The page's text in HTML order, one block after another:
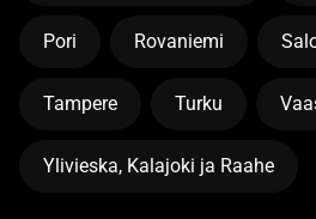
Pori Rovaniemi
Tampere Turku
Ylivieska, Kalajoki ja Raahe